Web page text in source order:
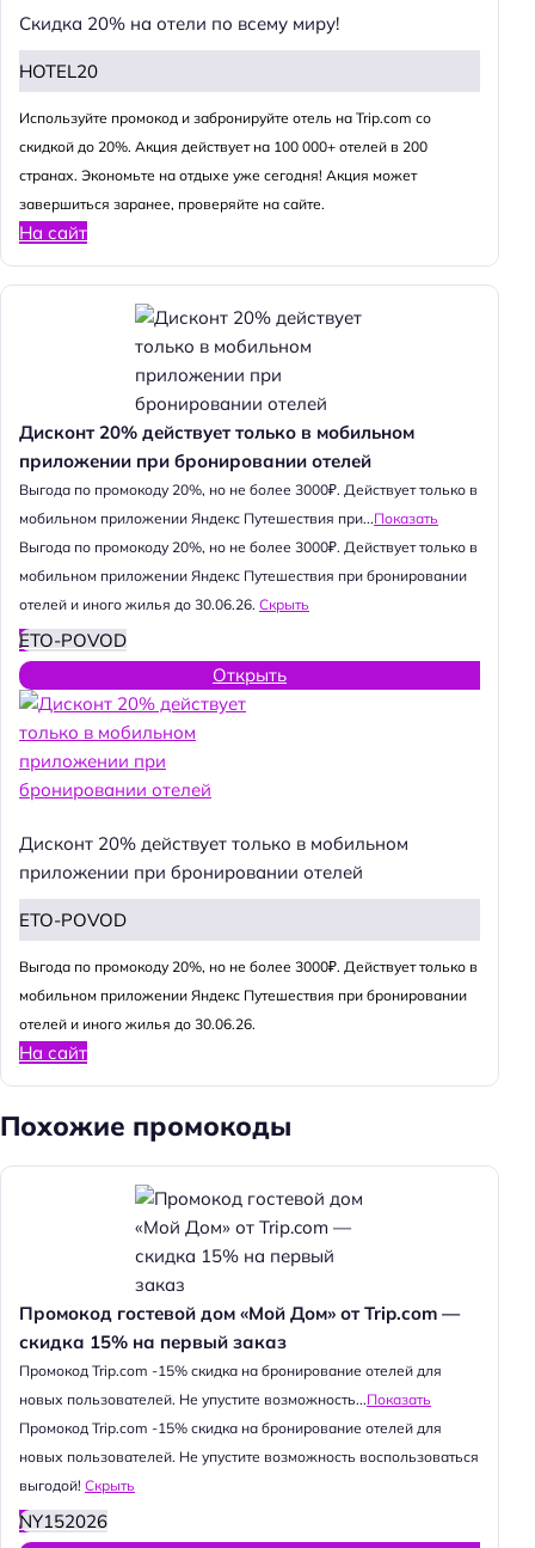
Скидка 20% на отели по всему миру!
HOTEL20
Используйте промокод и забронируйте отель на Trip.com со
скидкой до 20%. Акция действует на 100 000+ отелей в 200
странах. Экономьте на отдыхе уже сегодня! Акция может
завершиться заранее, проверяйте на сайте.
На сайт
Дисконт 20% действует только в мобильном
приложении при бронировании отелей
Выгода по промокоду 20%, но не более 3000₽. Действует только в
мобильном приложении Яндекс Путешествия при...Показать
Выгода по промокоду 20%, но не более 3000₽. Действует только в
мобильном приложении Яндекс Путешествия при бронировании
отелей и иного жилья до 30.06.26. Скрыть
ETO-POVOD
Открыть
Дисконт 20% действует только в мобильном
приложении при бронировании отелей
ETO-POVOD
Выгода по промокоду 20%, но не более 3000₽. Действует только в
мобильном приложении Яндекс Путешествия при бронировании
отелей и иного жилья до 30.06.26.
На сайт
Похожие промокоды
Промокод гостевой дом «Мой Дом» от Trip.com —
скидка 15% на первый заказ
Промокод Trip.com -15% скидка на бронирование отелей для
новых пользователей. Не упустите возможность...Показать
Промокод Trip.com -15% скидка на бронирование отелей для
новых пользователей. Не упустите возможность воспользоваться
выгодой! Скрыть
NY152026